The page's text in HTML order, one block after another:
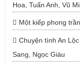
Hoa, Tuấn Anh, Vũ
Một kiếp phong
Chuyện tình An
Sang, Ngọc Giàu